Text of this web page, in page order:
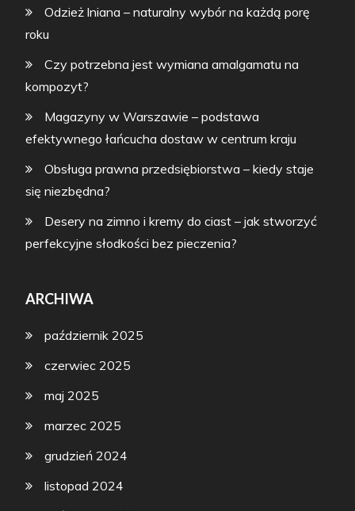
Odzież lniana – naturalny wybór na każdą porę
roku
Czy potrzebna jest wymiana amalgamatu na
kompozyt?
Magazyny w Warszawie – podstawa
efektywnego łańcucha dostaw w centrum kraju
Obsługa prawna przedsiębiorstwa – kiedy staje
się niezbędna?
Desery na zimno i kremy do ciast – jak stworzyć
perfekcyjne słodkości bez pieczenia?
ARCHIWA
październik 2025
czerwiec 2025
maj 2025
marzec 2025
grudzień 2024
listopad 2024